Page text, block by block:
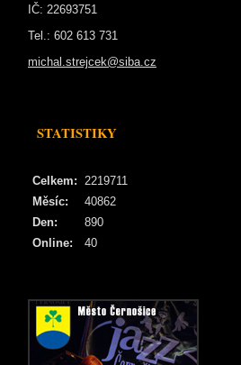
IČ: 22693751
Tel.: 602 613 731
michal.strejcek@siba.cz
STATISTIKY
Online: 40
Celkem: 2219711
Měsíc:
40862
Den:
890